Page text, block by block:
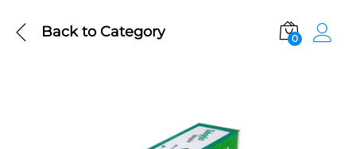
Back toCategory 0